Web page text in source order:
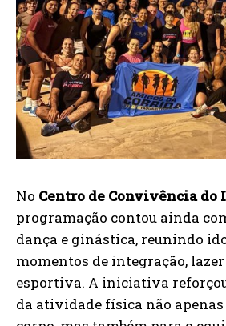
No Centro de Convivência do
programação contou ainda
dança e ginástica, reunindo
momentos de integração,
esportiva. A iniciativa
da atividade física não apenas